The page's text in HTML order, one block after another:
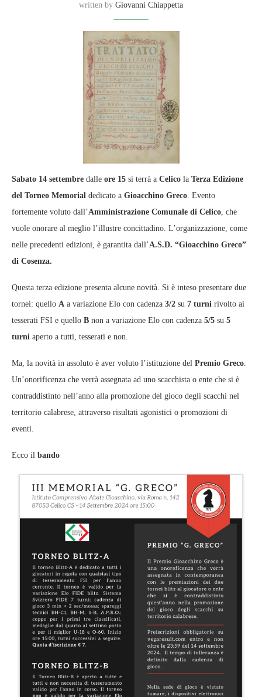
written by Giovanni Chiappetta
Sabato 14 settembre dalle ore 15 si terrà a Celico la Terza Edizione
del Torneo Memorial dedicato a Gioacchino Greco. Evento
fortemente voluto dall’Amministrazione Comunale di Celico, che
vuole onorare al meglio l’illustre concittadino. L’organizzazione, come
nelle precedenti edizioni, è garantita dall’A.S.D. “Gioacchino Greco”
di Cosenza.
Questa terza edizione presenta alcune novità. Si è inteso presentare due
tornei: quello A a variazione Elo con cadenza 3/2 su 7 turni rivolto ai
tesserati FSI e quello B non a variazione Elo con cadenza 5/5 su 5
turni aperto a tutti, tesserati e non.
Ma, la novità in assoluto è aver voluto l’istituzione del Premio Greco.
Un’onorificenza che verrà assegnata ad uno scacchista o ente che si è
contraddistinto nell’anno alla promozione del gioco degli scacchi nel
territorio calabrese, attraverso risultati agonistici o promozioni di
eventi.
Ecco il bando